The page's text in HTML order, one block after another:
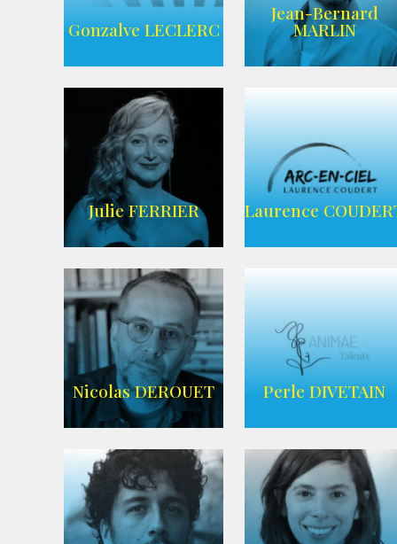
AGENCE UBBA
Wikipedia
Gonzalve LECLERC
AGENCE
ADEQUAT
Jean-Bernard
MARLIN
WIKIPEDIA
Julie FERRIER
Imdb
Laurence
AGENCE ARC-
EN-CIEL
Nicolas DEROUET Perle DIVETAIN